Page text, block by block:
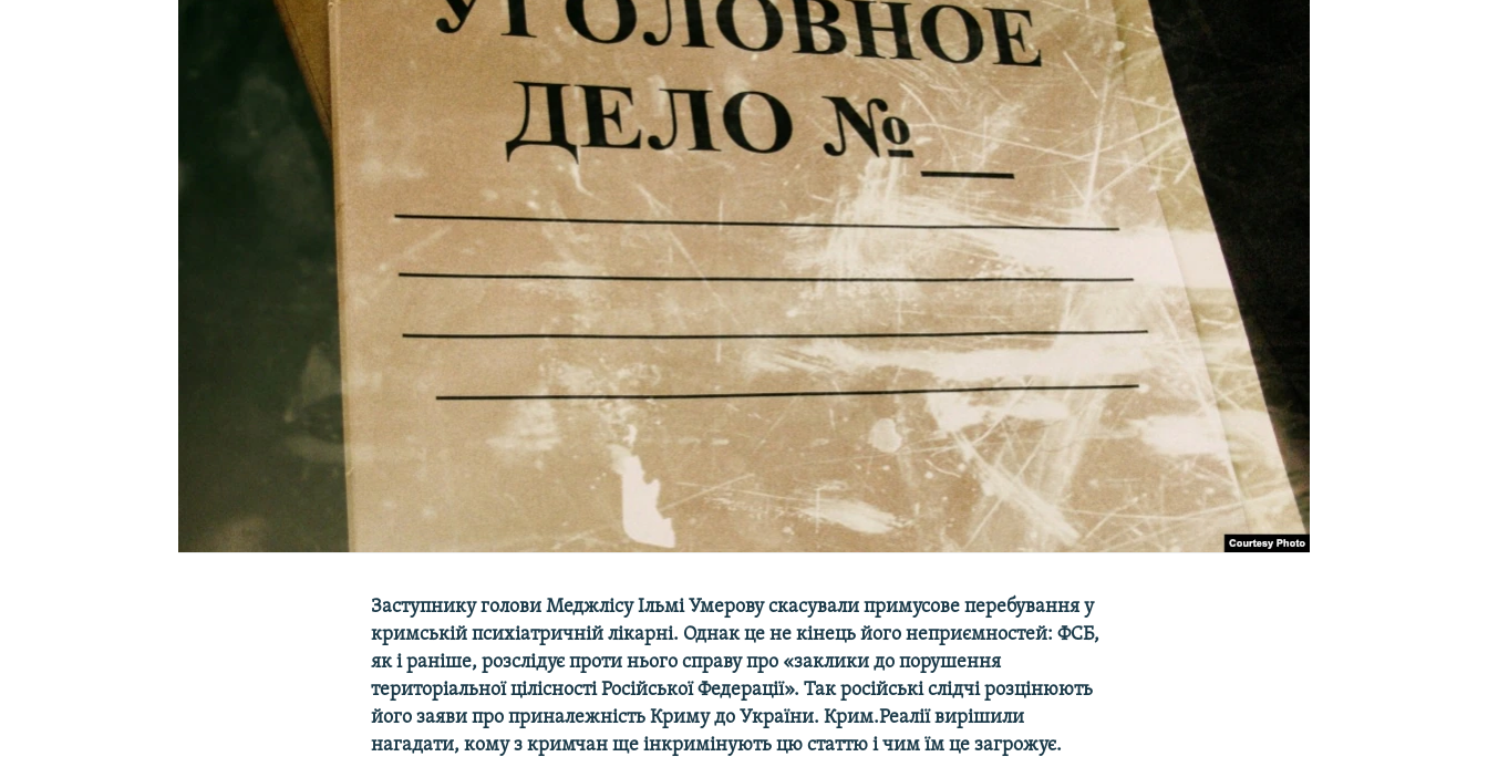
Заступнику голови Меджлісу Ільмі Умерову скасували примусове перебування у
кримській психіатричній лікарні. Однак це не кінець його неприємностей: ФСБ,
як і раніше, розслідує проти нього справу про «заклики до порушення
територіальної цілісності Російської Федерації». Так російські слідчі розцінюють
його заяви про приналежність Криму до України. Крим.Реалії вирішили
нагадати, кому з кримчан ще інкримінують цю статтю і чим їм це загрожує.